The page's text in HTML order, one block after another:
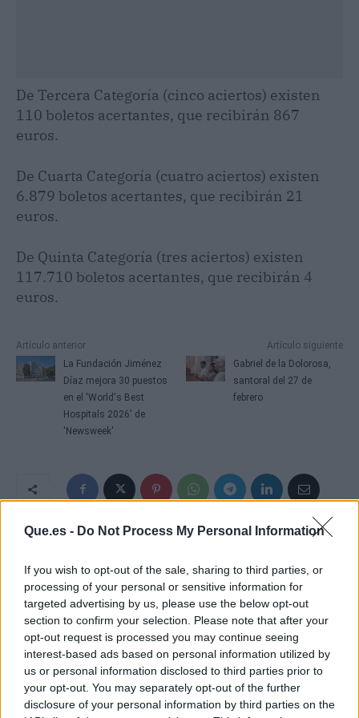
Que.es - Do Not Process My Personal Information
If you wish to opt-out of the sale, sharing to third parties, or
processing of your personal or sensitive information for
targeted advertising by us, please use the below opt-out
section to confirm your selection. Please note that after your
opt-out request is processed you may continue seeing
interest-based ads based on personal information utilized by
us or personal information disclosed to third parties prior to
your opt-out. You may separately opt-out of the further
disclosure of your personal information by third parties on the
De Tercera Categoría (cinco aciertos) existen
110 boletos acertantes, que recibirán 867
euros.
De Cuarta Categoría (cuatro aciertos) existen
6.879 boletos acertantes, que recibirán 21
euros.
De Quinta Categoría (tres aciertos) existen
117.710 boletos acertantes, que recibirán 4
euros.
Artículo anterior
La Fundación Jiménez
Díaz mejora 30 puestos
en el 'World's Best
Hospitals 2026' de
'Newsweek'
Artículo siguiente
Gabriel de la Dolorosa,
santoral del 27 de
febrero